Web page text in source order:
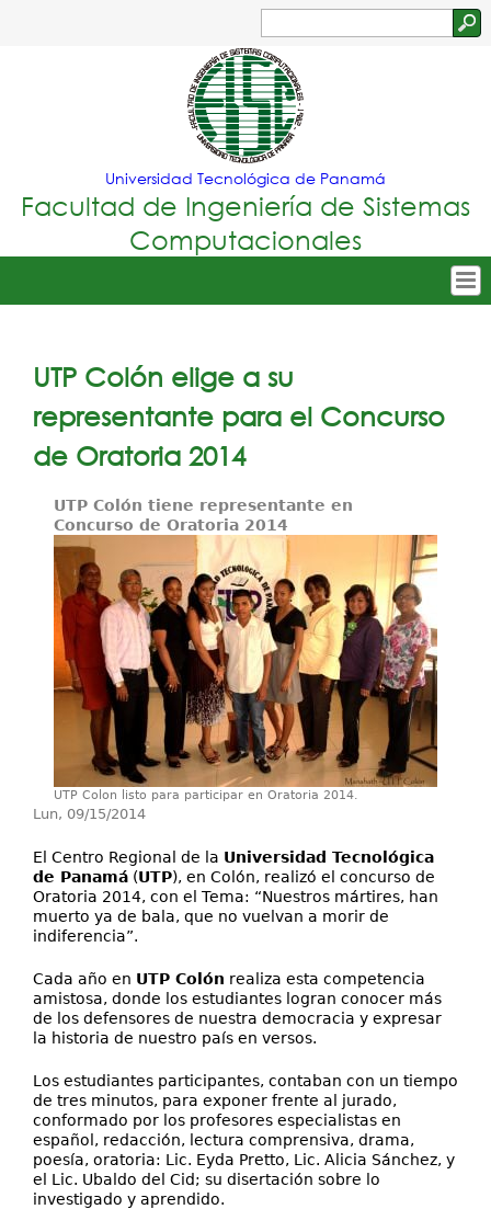
Jump to navigation
Formulario
de
búsqueda
Universidad Tecnológica de Panamá
Facultad de Ingeniería de Sistemas
Computacionales
Menu
Nuestra Facultad
Oferta Académica
Secretarías
Investigación
Servicios
UTP Colón elige a su
representante para el Concurso
de Oratoria 2014
UTP Colón tiene representante en
Concurso de Oratoria 2014
UTP Colon listo para participar en Oratoria 2014.
Lun, 09/15/2014
El Centro Regional de la Universidad Tecnológica
de Panamá (UTP), en Colón, realizó el concurso de
Oratoria 2014, con el Tema: “Nuestros mártires, han
muerto ya de bala, que no vuelvan a morir de
indiferencia”.
Cada año en UTP Colón realiza esta competencia
amistosa, donde los estudiantes logran conocer más
de los defensores de nuestra democracia y expresar
la historia de nuestro país en versos.
Los estudiantes participantes, contaban con un tiempo
de tres minutos, para exponer frente al jurado,
conformado por los profesores especialistas en
español, redacción, lectura comprensiva, drama,
poesía, oratoria: Lic. Eyda Pretto, Lic. Alicia Sánchez, y
el Lic. Ubaldo del Cid; su disertación sobre lo
investigado y aprendido.